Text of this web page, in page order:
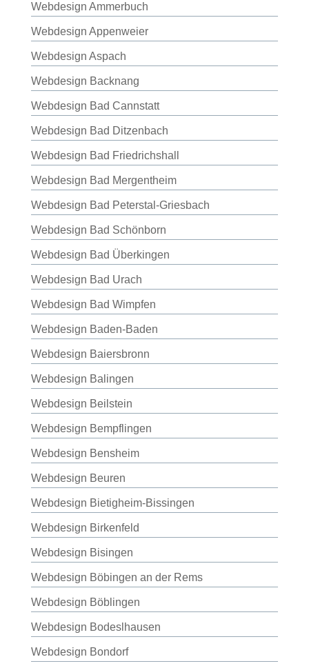
Webdesign Ammerbuch
Webdesign Appenweier
Webdesign Aspach
Webdesign Backnang
Webdesign Bad Cannstatt
Webdesign Bad Ditzenbach
Webdesign Bad Friedrichshall
Webdesign Bad Mergentheim
Webdesign Bad Peterstal-Griesbach
Webdesign Bad Schönborn
Webdesign Bad Überkingen
Webdesign Bad Urach
Webdesign Bad Wimpfen
Webdesign Baden-Baden
Webdesign Baiersbronn
Webdesign Balingen
Webdesign Beilstein
Webdesign Bempflingen
Webdesign Bensheim
Webdesign Beuren
Webdesign Bietigheim-Bissingen
Webdesign Birkenfeld
Webdesign Bisingen
Webdesign Böbingen an der Rems
Webdesign Böblingen
Webdesign Bodeslhausen
Webdesign Bondorf